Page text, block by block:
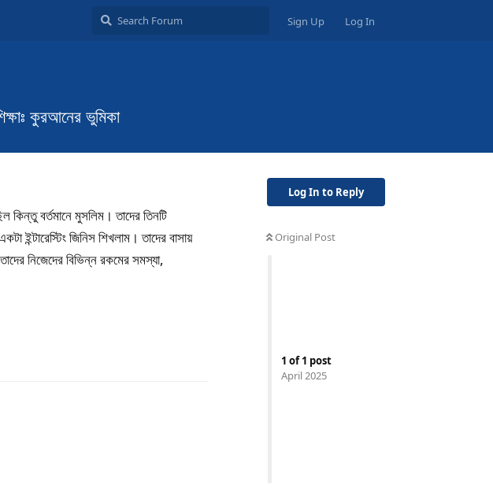
Sign Up Log In
কুরআনের ভুমিকা
Log In to Reply
Original Post
1 of1 post
April 2025
কিন্তু বর্তমানে মুসলিম। তাদের তিনটি
ইন্টারেস্টিং জিনিস শিখলাম। তাদের বাসায়
নিজেদের বিভিন্ন রকমের সমস্যা,